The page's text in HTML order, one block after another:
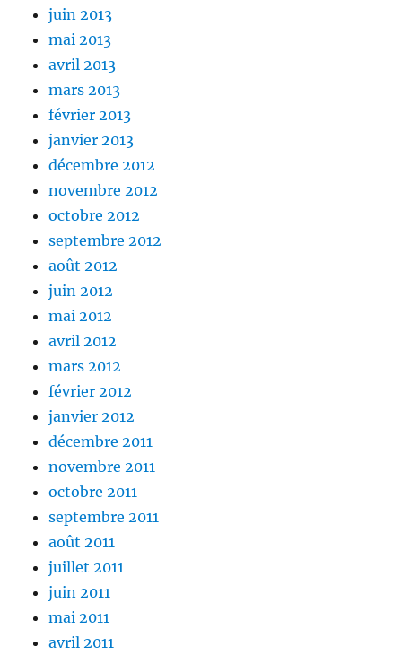
juin 2013
mai 2013
avril 2013
mars 2013
février 2013
janvier 2013
décembre 2012
novembre 2012
octobre 2012
septembre 2012
août 2012
juin 2012
mai 2012
avril 2012
mars 2012
février 2012
janvier 2012
décembre 2011
novembre 2011
octobre 2011
septembre 2011
août 2011
juillet 2011
juin 2011
mai 2011
avril 2011